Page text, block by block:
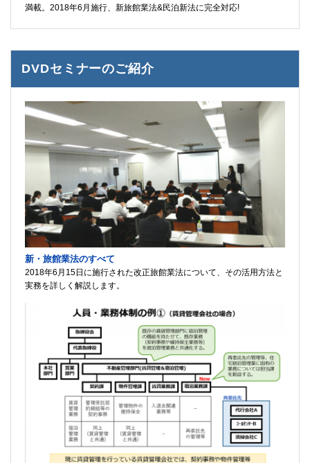
満載。2018年6月施行、新旅館業法&民泊新法に完全対応!
DVDセミナーのご紹介
新・旅館業法のすべて
2018年6月15日に施行された改正旅館業法について、その活用方法と
実務を詳しく解説します。